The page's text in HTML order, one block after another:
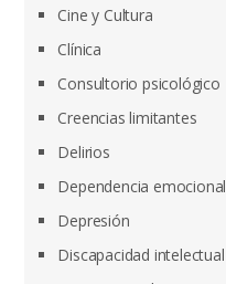
Cine y Cultura
Clínica
Consultorio psicológico
Creencias limitantes
Delirios
Dependencia emocional
Depresión
Discapacidad intelectual